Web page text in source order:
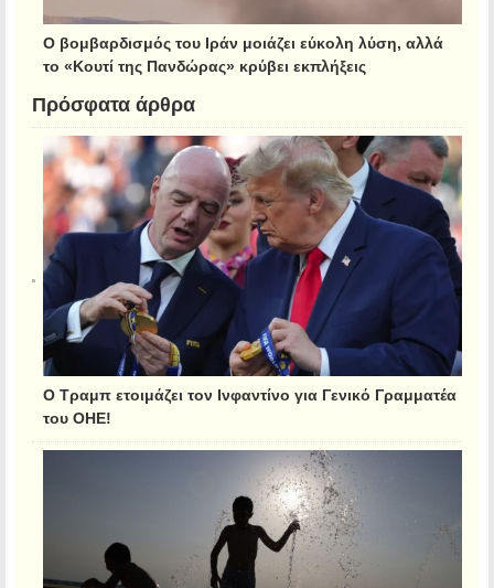
Ο βομβαρδισμός του Ιράν μοιάζει εύκολη λύση, αλλά
το «Κουτί της Πανδώρας» κρύβει εκπλήξεις
Πρόσφατα άρθρα
Ο Τραμπ ετοιμάζει τον Ινφαντίνο για Γενικό Γραμματέα
του ΟΗΕ!